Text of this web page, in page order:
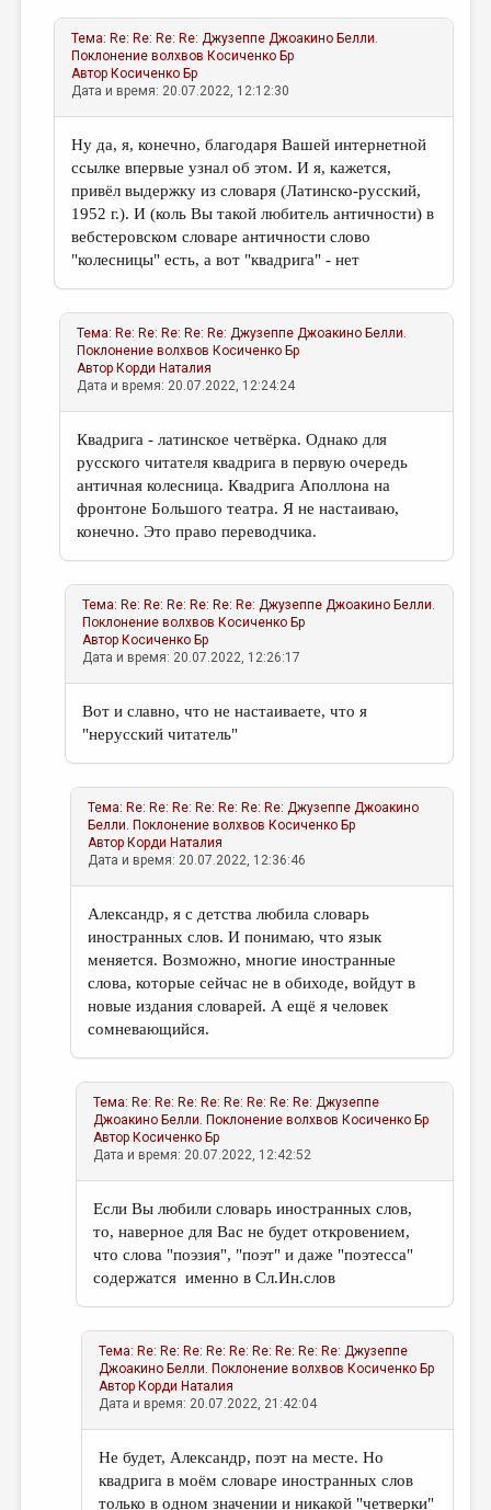
Тема: Re: Re: Re: Re: Джузеппе Джоакино Белли.
Поклонение волхвов Косиченко Бр
Автор Косиченко Бр
Дата и время: 20.07.2022, 12:12:30
Ну да, я, конечно, благодаря Вашей интернетной
ссылке впервые узнал об этом. И я, кажется,
привёл выдержку из словаря (Латинско-русский,
1952 г.). И (коль Вы такой любитель античности) в
вебстеровском словаре античности слово
"колесницы" есть, а вот "квадрига" - нет
Тема: Re: Re: Re: Re: Re: Джузеппе Джоакино Белли.
Поклонение волхвов Косиченко Бр
Автор Корди Наталия
Дата и время: 20.07.2022, 12:24:24
Квадрига - латинское четвёрка. Однако для
русского читателя квадрига в первую очередь
античная колесница. Квадрига Аполлона на
фронтоне Большого театра. Я не настаиваю,
конечно. Это право переводчика.
Тема: Re: Re: Re: Re: Re: Re: Джузеппе Джоакино Белли.
Поклонение волхвов Косиченко Бр
Автор Косиченко Бр
Дата и время: 20.07.2022, 12:26:17
Вот и славно, что не настаиваете, что я
"нерусский читатель"
Тема: Re: Re: Re: Re: Re: Re: Re: Джузеппе Джоакино
Белли. Поклонение волхвов Косиченко Бр
Автор Корди Наталия
Дата и время: 20.07.2022, 12:36:46
Александр, я с детства любила словарь
иностранных слов. И понимаю, что язык
меняется. Возможно, многие иностранные
слова, которые сейчас не в обиходе, войдут в
новые издания словарей. А ещё я человек
сомневающийся.
Тема: Re: Re: Re: Re: Re: Re: Re: Re: Джузеппе
Джоакино Белли. Поклонение волхвов Косиченко Бр
Автор Косиченко Бр
Дата и время: 20.07.2022, 12:42:52
Если Вы любили словарь иностранных слов,
то, наверное для Вас не будет откровением,
что слова "поэзия", "поэт" и даже "поэтесса"
содержатся именно в Сл.Ин.слов
Тема: Re: Re: Re: Re: Re: Re: Re: Re: Re: Джузеппе
Джоакино Белли. Поклонение волхвов Косиченко Бр
Автор Корди Наталия
Дата и время: 20.07.2022, 21:42:04
Не будет, Александр, поэт на месте. Но
квадрига в моём словаре иностранных слов
только в одном значении и никакой "четверки"